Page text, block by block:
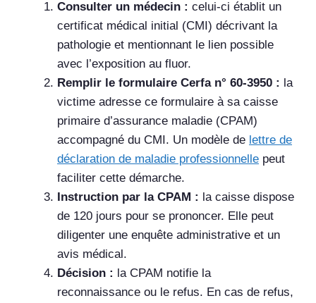
Consulter un médecin : celui-ci établit un
certificat médical initial (CMI) décrivant la
pathologie et mentionnant le lien possible
avec l’exposition au fluor.
Remplir le formulaire Cerfa n° 60-3950 : la
victime adresse ce formulaire à sa caisse
primaire d’assurance maladie (CPAM)
accompagné du CMI. Un modèle de lettre de
déclaration de maladie professionnelle peut
faciliter cette démarche.
Instruction par la CPAM : la caisse dispose
de 120 jours pour se prononcer. Elle peut
diligenter une enquête administrative et un
avis médical.
Décision : la CPAM notifie la
reconnaissance ou le refus. En cas de refus,